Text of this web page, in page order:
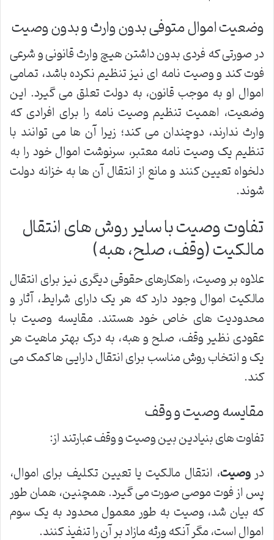
وضعیت اموال متوفی بدون وارث و بدون وصیت
در صورتی که فردی بدون داشتن هیچ وارث قانونی و شرعی
فوت کند و وصیت نامه ای نیز تنظیم نکرده باشد، تمامی
اموال او به موجب قانون، به دولت تعلق می گیرد. این
وضعیت، اهمیت تنظیم وصیت نامه را برای افرادی که
وارث ندارند، دوچندان می کند؛ زیرا آن ها می توانند با
تنظیم یک وصیت نامه معتبر، سرنوشت اموال خود را به
دلخواه تعیین کنند و مانع از انتقال آن ها به خزانه دولت
شوند.
تفاوت وصیت با سایر روش های انتقال
مالکیت (وقف، صلح، هبه)
علاوه بر وصیت، راهکارهای حقوقی دیگری نیز برای انتقال
مالکیت اموال وجود دارد که هر یک دارای شرایط، آثار و
محدودیت های خاص خود هستند. مقایسه وصیت با
عقودی نظیر وقف، صلح و هبه، به درک بهتر ماهیت هر
یک و انتخاب روش مناسب برای انتقال دارایی ها کمک می
کند.
مقایسه وصیت و وقف
تفاوت های بنیادین بین وصیت و وقف عبارتند از:
دروصیت، انتقال مالکیت یا تعیین تکلیف برای اموال،
پس از فوت موصی صورت می گیرد. همچنین، همان طور
که بیان شد، وصیت به طور معمول محدود به یک سوم
اموال است، مگر آنکه ورثه مازاد بر آن را تنفیذ کنند.